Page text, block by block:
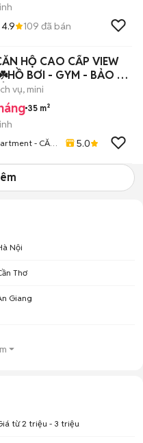
4.9 109 đã bán
HỘ CAO CẤP VIEW
BƠI - GYM - BẢO VỆ
vụ, mini
35 m²
- CĂN
5.0
Nội
Thơ
Giang
từ 2 triệu - 3 triệu